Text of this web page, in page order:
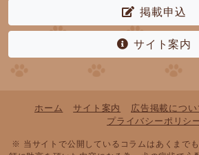
掲載申込
サイト案内
ホーム サイト案内 広告掲載につい
プライバシーポリシ
※ 当サイトで公開しているコラムはあくまで